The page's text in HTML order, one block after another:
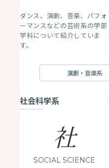
ダンス、演劇、音楽、パフォ
ーマンスなどの芸術系の学部
学科について紹介していま
す。
演劇・音楽系
社会科学系
社
SOCIAL SCIENCE